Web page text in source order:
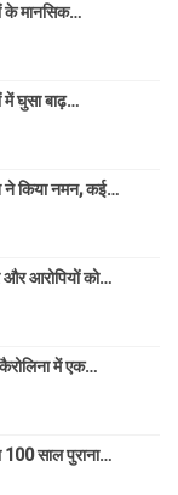
के मानसिक…
घुसा बाढ़…
ने किया नमन, कई…
और आरोपियों को…
कैरोलिना में एक…
100 साल पुराना…